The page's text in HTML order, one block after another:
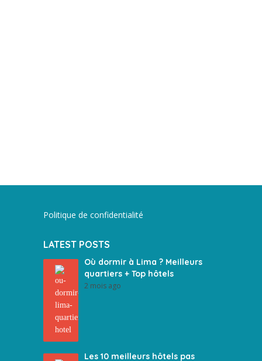
Politique de confidentialité
LATEST POSTS
Où dormir à Lima ? Meilleurs
quartiers + Top hôtels
2 mois ago
Les 10 meilleurs hôtels pas